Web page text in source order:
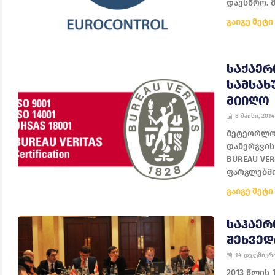
დაესწრო.
გაიგე მეტი
ᲛᲘᲘᲦᲝ
8 მაისი, 2014
დანერგვის
BUREAU
გაიგე მეტი
14
2013 წლის